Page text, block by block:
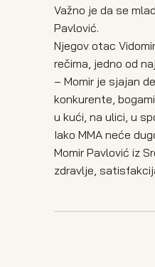
Važno je da se
Pavlović.
Njegov otac
rečima, jedno od
– Momir je sjajan
konkurente,
u kući, na ulici, u
Iako MMA neće
Momir Pavlović iz
zdravlje,